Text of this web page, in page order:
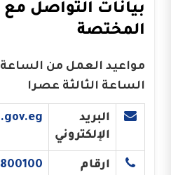
بيانات التواصل مع
المختصة
مواعيد العمل من الساعة
الساعة الثالثة عصرا
البريد
الإلكتروني
ارقام